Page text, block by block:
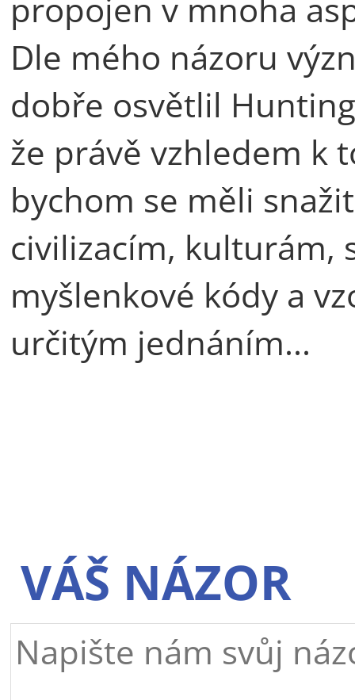
Dle mého názoru
dobře osvětlil
že právě vzhledem k
bychom se měli
civilizacím, kulturám,
myšlenkové kódy a
určitým jednáním...
VÁŠ NÁZOR